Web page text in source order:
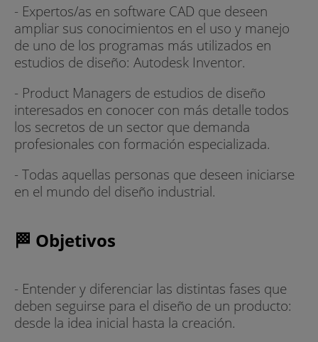
- Expertos/as en software CAD que deseen
ampliar sus conocimientos en el uso y manejo
de uno de los programas más utilizados en
estudios de diseño: Autodesk Inventor.
- Product Managers de estudios de diseño
interesados en conocer con más detalle todos
los secretos de un sector que demanda
profesionales con formación especializada.
- Todas aquellas personas que deseen iniciarse
en el mundo del diseño industrial.
🏁 Objetivos
- Entender y diferenciar las distintas fases que
deben seguirse para el diseño de un producto:
desde la idea inicial hasta la creación.